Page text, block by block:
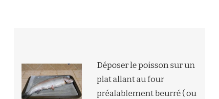
Déposer le poisson sur un
plat allant au four
préalablement beurré ( ou